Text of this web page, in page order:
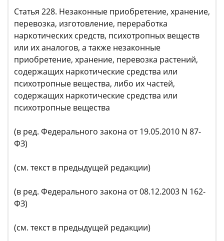
Статья 228. Незаконные приобретение, хранение,
перевозка, изготовление, переработка
наркотических средств, психотропных веществ
или их аналогов, а также незаконные
приобретение, хранение, перевозка растений,
содержащих наркотические средства или
психотропные вещества, либо их частей,
содержащих наркотические средства или
психотропные вещества
(в ред. Федерального закона от 19.05.2010 N 87-
ФЗ)
(см. текст в предыдущей редакции)
(в ред. Федерального закона от 08.12.2003 N 162-
ФЗ)
(см. текст в предыдущей редакции)